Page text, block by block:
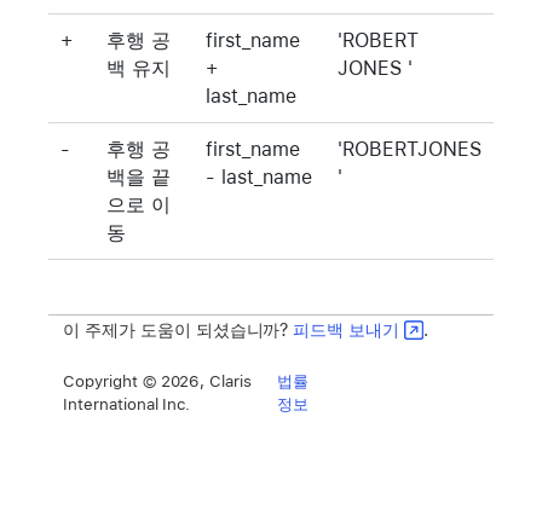
+
후행 공
백 유지
first_name
+
last_name
'ROBERT
JONES '
-
후행 공
백을 끝
으로 이
동
first_name
- last_name
'ROBERTJONES
'
이 주제가 도움이 되셨습니까?피드백 보내기 .
Copyright © 2026, Claris
International Inc.
법률
정보